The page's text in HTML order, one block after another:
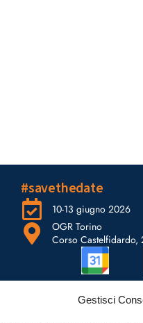
Gestisci
#savethedate
10-13 giugno 2026
OGR Torino
Corso Castelfidardo,